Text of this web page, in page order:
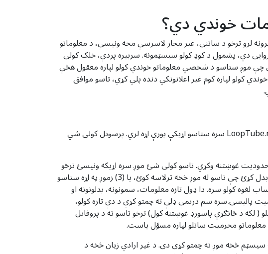
لرو ترڅو د ساتنې، غیر مجاز لاسرسي مخه ونیسي، د معلوماتو
دي، پشمول د کوډ کولو سیسټمونه. سربیره پردې، خلک کولی
موږ ستاسو د شخصي معلوماتو خوندي کولو لپاره معقول هڅې
لپاره کوم غیر اعلانونکي دنده پلي کړي، تاسو موافق
هغه حقونه چې تاسو یې د معلوماتو لپاره د تازه معلوماتو یا سمونونو غوښتنه کوئ LoopTube.net راټولوي د LoopTube.net سره ستاسو اړیکې پورې اړه لري. پرسونل کولی شي
غوښتنه وکړي. تاسو کولی شئ موږ سره اړیکه ونیسئ ترڅو
(1) خپل شخصي پیژندل شوي معلومات تازه یا سم کړئ، (2) خپل غوره توبونه د مخابراتو او نورو معلوماتو په اړه بدل کړئ چې تاسو له موږ څخه ترلاسه کوئ، یا (3) زموږ په اړه ستاسو
کولو سره. دا ډول تازه معلومات، سمونونه، بدلونونه او
پالیسۍ سره سم دریمې ډلې ته چمتو کړي د دې تازه کولو،
د ځانګړي پاسورډ غوښتنه کول) ترڅو تاسو ته د پروفایل
محرمیت ساتلو لپاره مسؤل یاست.
سیسټم څخه موږ ته چمتو کړی دی. د غیر ارادي زیان څخه د